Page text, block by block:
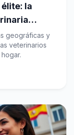
la
geográficas y
veterinarios